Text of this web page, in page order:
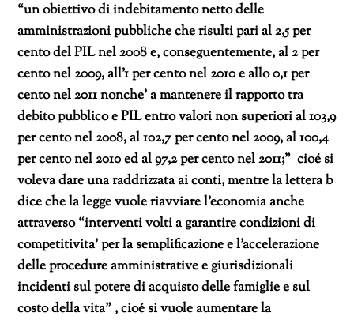
“un obiettivo di indebitamento netto delle
amministrazioni pubbliche che risulti pari al 2,5 per
cento del PIL nel 2008 e, conseguentemente, al 2 per
cento nel 2009, all’1 per cento nel 2010 e allo 0,1 per
cento nel 2011 nonche’ a mantenere il rapporto tra
debito pubblico e PIL entro valori non superiori al 103,9
per cento nel 2008, al 102,7 per cento nel 2009, al 100,4
per cento nel 2010 ed al 97,2 per cento nel 2011;” cioé si
voleva dare una raddrizzata ai conti, mentre la lettera b
dice che la legge vuole riavviare l’economia anche
attraverso “interventi volti a garantire condizioni di
competitivita’ per la semplificazione e l’accelerazione
delle procedure amministrative e giurisdizionali
incidenti sul potere di acquisto delle famiglie e sul
costo della vita” , cioé si vuole aumentare la